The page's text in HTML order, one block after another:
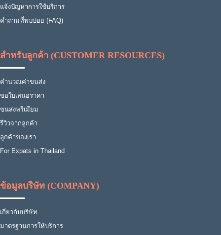
แจ้งปัญหาการใช้บริการ
คำถามที่พบบ่อย (FAQ)
สำหรับลูกค้า (CUSTOMER RESOURCES)
คำนวณค่าขนส่ง
ขอใบเสนอราคา
ขนส่งพรีเมียม
รีวิวจากลูกค้า
ลูกค้าของเรา
For Expats in Thailand
ข้อมูลบริษัท (COMPANY)
เกี่ยวกับบริษัท
มาตรฐานการให้บริการ